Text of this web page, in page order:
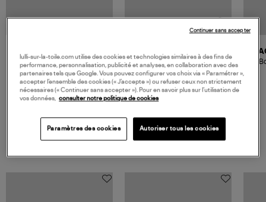
125,00 €
Gift Box My First Baobab
Gentlemen
VOS DERNIERS PRODUITS VUS
lulli-sur-la-toile.com utilise des cookies et technologies similaires à des fins de
performance, personnalisation, publicité et analyses, en collaboration avec des
partenaires tels que Google. Vous pouvez configurer vos choix via « Paramétrer »,
accepter l’ensemble des cookies (« J’accepte ») ou refuser ceux non strictement
nécessaires (« Continuer sans accepter »). Pour en savoir plus sur l’utilisation de
vos données,
consulter notre politique de cookies
Paramètres des cookies Autoriser tous les cookies
Continuer sans accepter